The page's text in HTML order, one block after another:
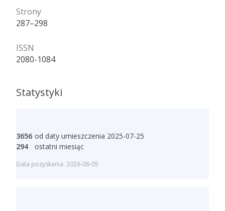
Strony
287–298
ISSN
2080-1084
Statystyki
3656 od daty umieszczenia 2025-07-25
294
ostatni miesiąc
Data pozyskania: 2026-08-05